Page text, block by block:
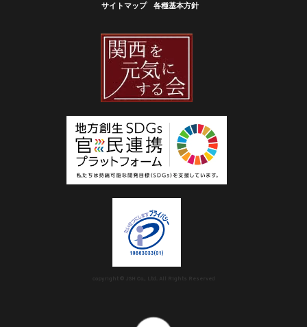
サイトマップ 各種基本方針
copyright © JSH Co., Ltd. All Rights Reserved